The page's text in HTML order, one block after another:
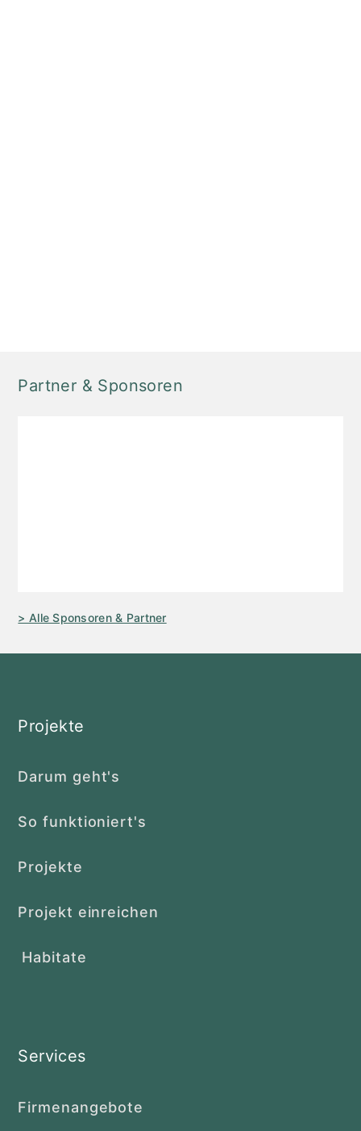
Partner & Sponsoren
> Alle Sponsoren & Partner
Projekte
Darum geht's
So funktioniert's
Projekte
Projekt einreichen
Habitate
Services
Firmenangebote